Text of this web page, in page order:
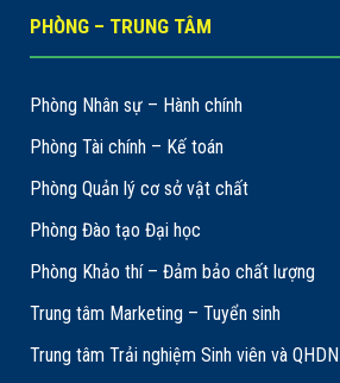
PHÒNG – TRUNG TÂM
Phòng Nhân sự – Hành chính
Phòng Tài chính – Kế toán
Phòng Quản lý cơ sở vật chất
Phòng Đào tạo Đại học
Phòng Khảo thí – Đảm bảo chất lượng
Trung tâm Marketing – Tuyển sinh
Trung tâm Trải nghiệm Sinh viên và QHDN